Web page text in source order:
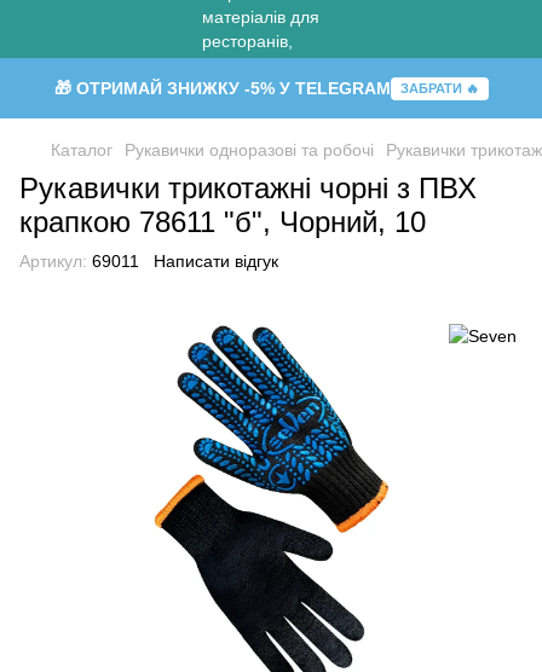
🎁 ОТРИМАЙ ЗНИЖКУ -5% У TELEGRAM ЗАБРАТИ 🔥
Каталог Рукавички одноразові та робочі Рукавички
Рукавички трикотажні чорні з ПВХ
крапкою 78611 "б", Чорний, 10
Артикул: 69011 Написати відгук